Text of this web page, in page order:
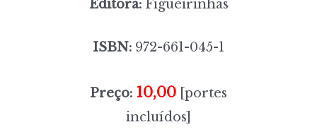
Editora:Figueirinhas
ISBN: 972-661-045-1
Preço: 10,00 [portes
incluídos]